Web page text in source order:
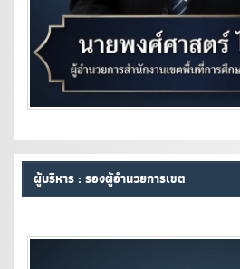
ผู้บริหาร : รองผู้อำนวยการเขต